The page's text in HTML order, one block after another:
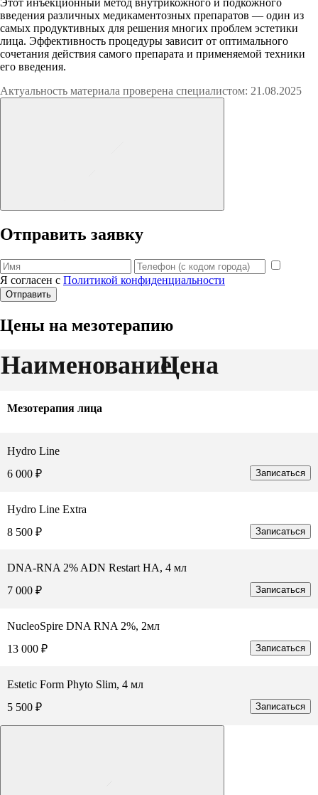
Этот инъекционный метод внутрикожного и подкожного
введения различных медикаментозных препаратов — один из
самых продуктивных для решения многих проблем эстетики
лица. Эффективность процедуры зависит от оптимального
сочетания действия самого препарата и применяемой техники
его введения.
Актуальность материала проверена специалистом: 21.08.2025
Отправить заявку
Я согласен с Политикой конфиденциальности
Отправить
Цены на мезотерапию
НаименованиеЦена
Мезотерапия лица
Hydro Line
6 000 ₽
Записаться
Hydro Line Extra
8 500 ₽
Записаться
DNA-RNA 2% ADN Restart HA, 4 мл
7 000 ₽
Записаться
NucleoSpire DNA RNA 2%, 2мл
13 000 ₽
Записаться
Estetic Form Phyto Slim, 4 мл
5 500 ₽
Записаться